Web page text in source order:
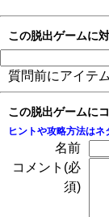
この脱出ゲームに
質問前にアイテ
この脱出ゲームに
ヒントや攻略方法はネ
名前
コメント(必
須)